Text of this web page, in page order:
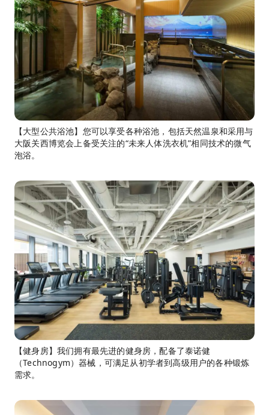
【大型公共浴池】您可以享受各种浴池，包括天然温泉和采用与
大阪关西博览会上备受关注的“未来人体洗衣机”相同技术的微气
泡浴。
【健身房】我们拥有最先进的健身房，配备了泰诺健
（Technogym）器械，可满足从初学者到高级用户的各种锻炼
需求。